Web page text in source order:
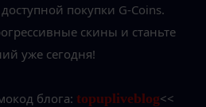
покупки G-Coins.
скины и станьте
уже сегодня!
блога: topupliveblog<<